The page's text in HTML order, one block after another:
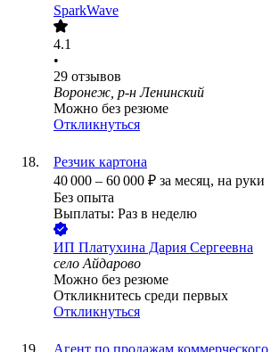
SparkWave
4.1
•
29 отзывов
Воронеж, р-н Ленинский
Можно без резюме
Откликнуться
Резчик картона
40 000 – 60 000 ₽ за месяц, на руки
Без опыта
Выплаты: Раз в неделю
ИП Платухина Дария Сергеевна
село Айдарово
Можно без резюме
Откликнитесь среди первых
Откликнуться